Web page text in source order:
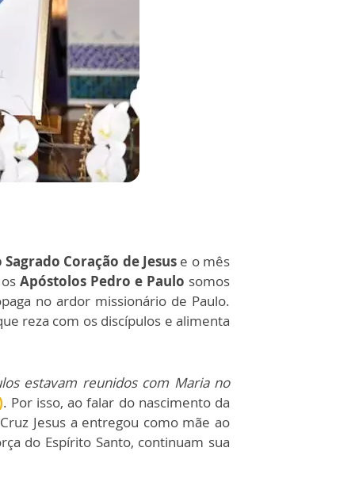
Coração de Jesus e o mês
Apóstolos Pedro e Paulo somos
no ardor missionário de Paulo.
reza com os discípulos e alimenta
estavam reunidos com Maria no
. Por isso, ao falar do nascimento da
Jesus a entregou como mãe ao
do Espírito Santo, continuam sua